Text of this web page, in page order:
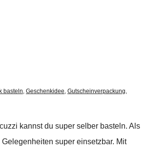
basteln, Geschenkidee, Gutscheinverpackung,
kannst du super selber basteln. Als
super einsetzbar. Mit